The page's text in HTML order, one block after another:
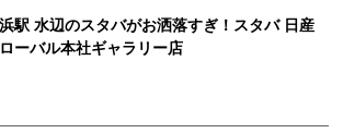
駅 水辺のスタバがお洒落すぎ！スタバ 日産
ーバル本社ギャラリー店